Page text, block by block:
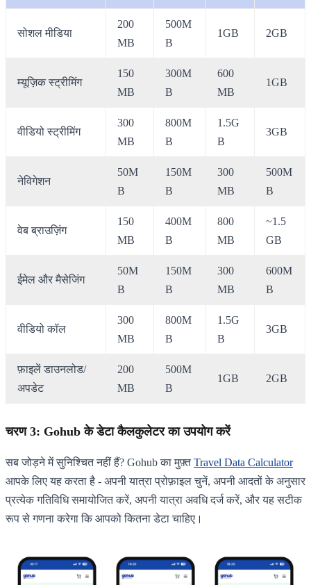
सोशल मीडिया
200
MB
500M
B
1GB 2GB
म्यूज़िक स्ट्रीमिंग
150
MB
300M
B
600
MB
1GB
वीडियो स्ट्रीमिंग
300
MB
800M
B
1.5G
B
3GB
नेविगेशन
50M
B
150M
B
300
MB
500M
B
वेब ब्राउज़िंग
150
MB
400M
B
800
MB
~1.5
GB
ईमेल और मैसेजिंग
50M
B
150M
B
300
MB
600M
B
वीडियो कॉल
300
MB
800M
B
1.5G
B
3GB
फ़ाइलें डाउनलोड/
अपडेट
200
MB
500M
B
1GB 2GB
चरण 3: Gohub के डेटा कैलकुलेटर का उपयोग करें
सब जोड़ने में सुनिश्चित नहीं हैं? Gohub का मुफ़्तTravel Data Calculator
आपके लिए यह करता है - अपनी यात्रा प्रोफ़ाइल चुनें, अपनी आदतों के अनुसार
प्रत्येक गतिविधि समायोजित करें, अपनी यात्रा अवधि दर्ज करें, और यह सटीक
रूप से गणना करेगा कि आपको कितना डेटा चाहिए।